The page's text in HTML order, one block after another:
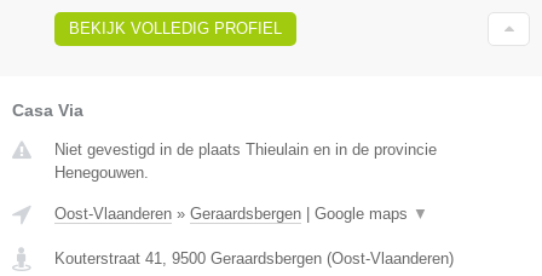
BEKIJK VOLLEDIG PROFIEL
Casa Via
Niet gevestigd in de plaats Thieulain en in de provincie
Henegouwen.
Oost-Vlaanderen » Geraardsbergen Google maps ▼
Kouterstraat 41, 9500 Geraardsbergen (Oost-Vlaanderen)